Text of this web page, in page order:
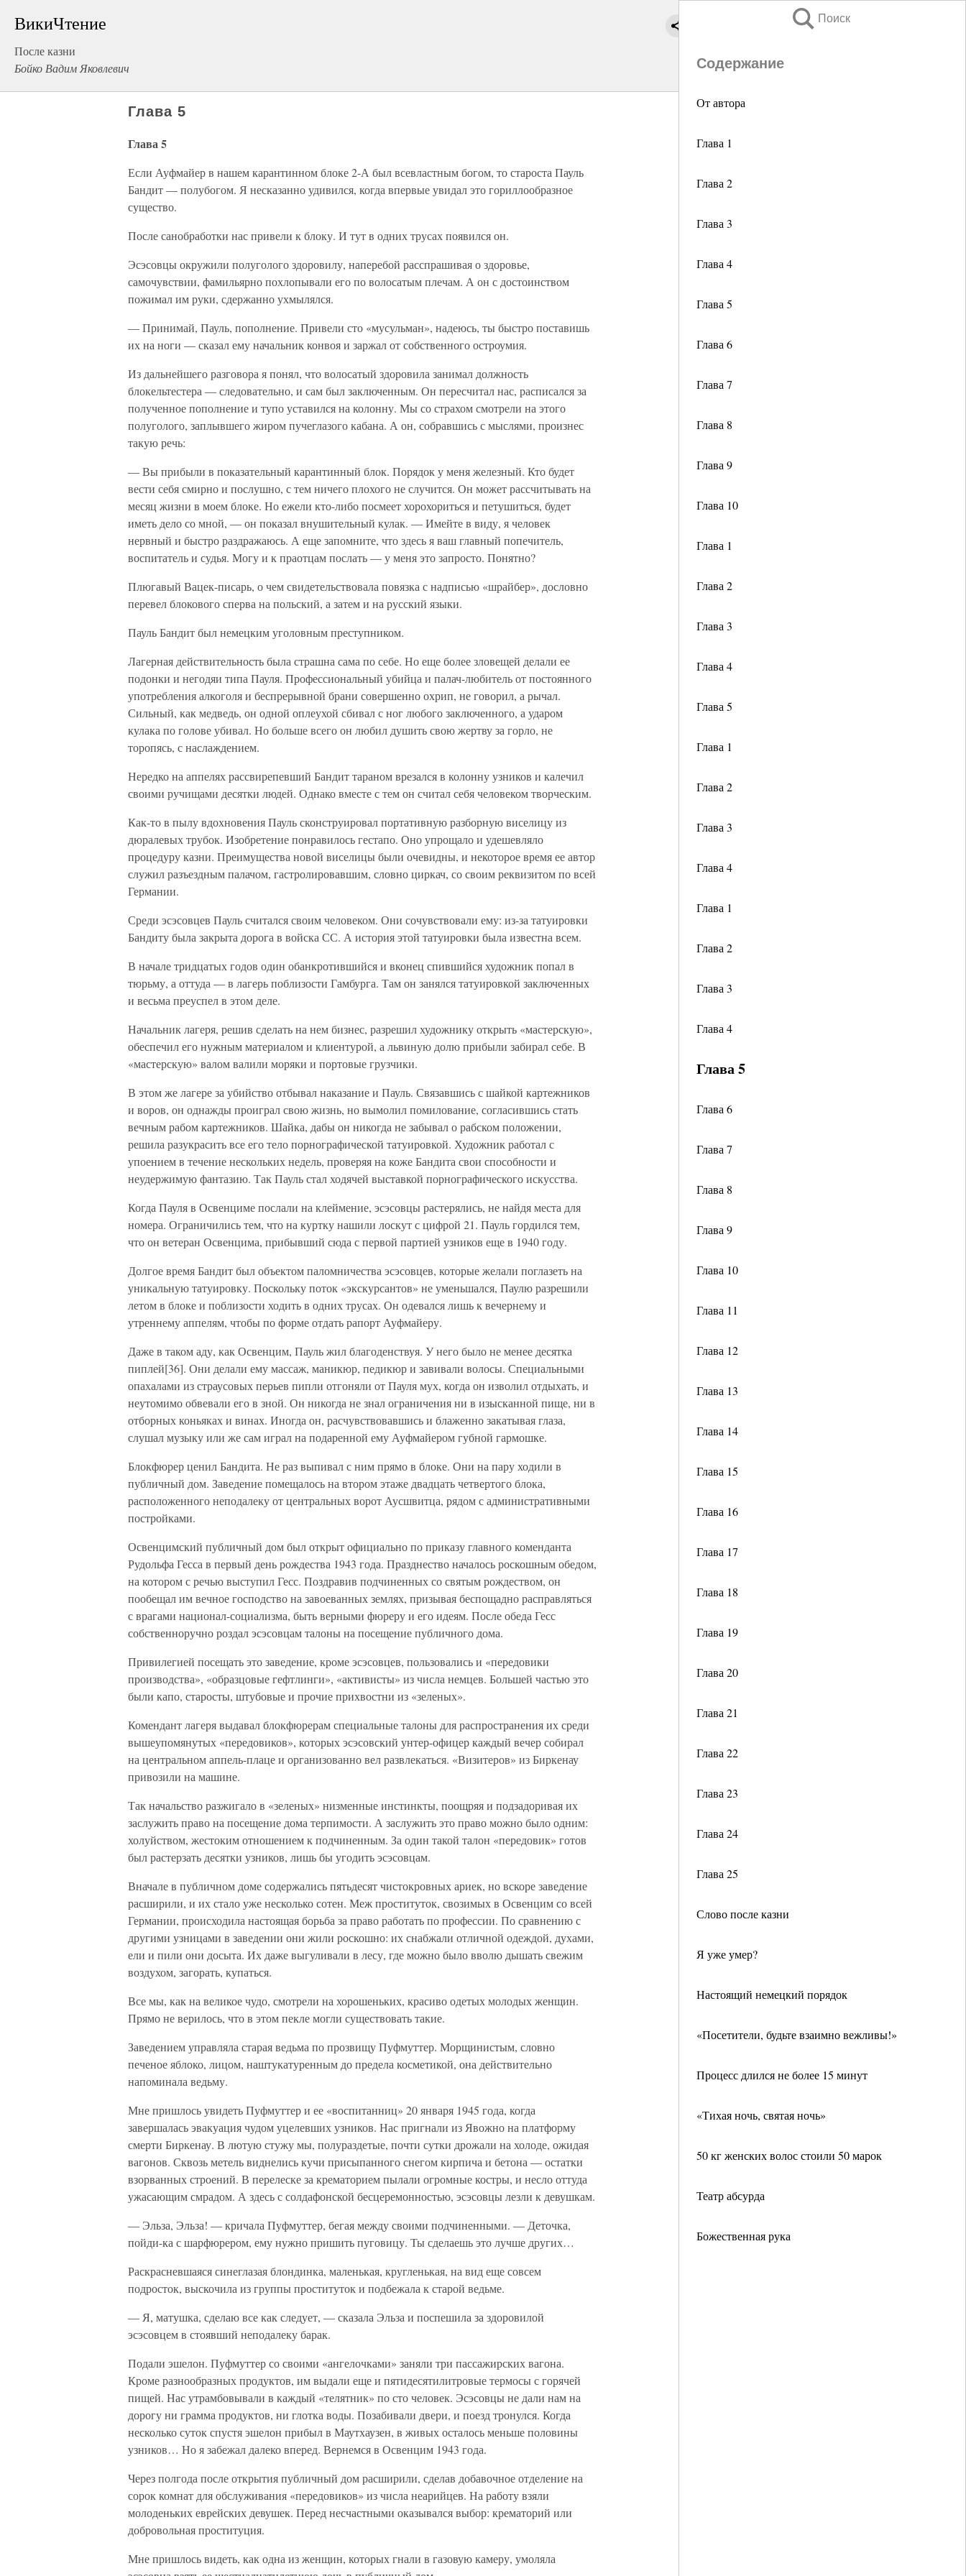
ВикиЧтение
После казни
Бойко Вадим Яковлевич
Поиск
Содержание
От автора
Глава 1
Глава 2
Глава 3
Глава 4
Глава 5
Глава 6
Глава 7
Глава 8
Глава 9
Глава 10
Глава 1
Глава 2
Глава 3
Глава 4
Глава 5
Глава 1
Глава 2
Глава 3
Глава 4
Глава 1
Глава 2
Глава 3
Глава 4
Глава 5
Глава 6
Глава 7
Глава 8
Глава 9
Глава 10
Глава 11
Глава 12
Глава 13
Глава 14
Глава 15
Глава 16
Глава 17
Глава 18
Глава 19
Глава 20
Глава 21
Глава 22
Глава 23
Глава 24
Глава 25
Слово после казни
Я уже умер?
Настоящий немецкий порядок
«Посетители, будьте взаимно вежливы!»
Процесс длился не более 15 минут
«Тихая ночь, святая ночь»
50 кг женских волос стоили 50 марок
Театр абсурда
Божественная рука
Глава 5
Глава 5
Если Ауфмайер в нашем карантинном блоке 2-А был всевластным богом, то староста Пауль
Бандит — полубогом. Я несказанно удивился, когда впервые увидал это гориллообразное
существо.
После санобработки нас привели к блоку. И тут в одних трусах появился он.
Эсэсовцы окружили полуголого здоровилу, наперебой расспрашивая о здоровье,
самочувствии, фамильярно похлопывали его по волосатым плечам. А он с достоинством
пожимал им руки, сдержанно ухмылялся.
— Принимай, Пауль, пополнение. Привели сто «мусульман», надеюсь, ты быстро поставишь
их на ноги — сказал ему начальник конвоя и заржал от собственного остроумия.
Из дальнейшего разговора я понял, что волосатый здоровила занимал должность
блокельтестера — следовательно, и сам был заключенным. Он пересчитал нас, расписался за
полученное пополнение и тупо уставился на колонну. Мы со страхом смотрели на этого
полуголого, заплывшего жиром пучеглазого кабана. А он, собравшись с мыслями, произнес
такую речь:
— Вы прибыли в показательный карантинный блок. Порядок у меня железный. Кто будет
вести себя смирно и послушно, с тем ничего плохого не случится. Он может рассчитывать на
месяц жизни в моем блоке. Но ежели кто-либо посмеет хорохориться и петушиться, будет
иметь дело со мной, — он показал внушительный кулак. — Имейте в виду, я человек
нервный и быстро раздражаюсь. А еще запомните, что здесь я ваш главный попечитель,
воспитатель и судья. Могу и к праотцам послать — у меня это запросто. Понятно?
Плюгавый Вацек-писарь, о чем свидетельствовала повязка с надписью «шрайбер», дословно
перевел блокового сперва на польский, а затем и на русский языки.
Пауль Бандит был немецким уголовным преступником.
Лагерная действительность была страшна сама по себе. Но еще более зловещей делали ее
подонки и негодяи типа Пауля. Профессиональный убийца и палач-любитель от постоянного
употребления алкоголя и беспрерывной брани совершенно охрип, не говорил, а рычал.
Сильный, как медведь, он одной оплеухой сбивал с ног любого заключенного, а ударом
кулака по голове убивал. Но больше всего он любил душить свою жертву за горло, не
торопясь, с наслаждением.
Нередко на аппелях рассвирепевший Бандит тараном врезался в колонну узников и калечил
своими ручищами десятки людей. Однако вместе с тем он считал себя человеком творческим.
Как-то в пылу вдохновения Пауль сконструировал портативную разборную виселицу из
дюралевых трубок. Изобретение понравилось гестапо. Оно упрощало и удешевляло
процедуру казни. Преимущества новой виселицы были очевидны, и некоторое время ее автор
служил разъездным палачом, гастролировавшим, словно циркач, со своим реквизитом по всей
Германии.
Среди эсэсовцев Пауль считался своим человеком. Они сочувствовали ему: из-за татуировки
Бандиту была закрыта дорога в войска СС. А история этой татуировки была известна всем.
В начале тридцатых годов один обанкротившийся и вконец спившийся художник попал в
тюрьму, а оттуда — в лагерь поблизости Гамбурга. Там он занялся татуировкой заключенных
и весьма преуспел в этом деле.
Начальник лагеря, решив сделать на нем бизнес, разрешил художнику открыть «мастерскую»,
обеспечил его нужным материалом и клиентурой, а львиную долю прибыли забирал себе. В
«мастерскую» валом валили моряки и портовые грузчики.
В этом же лагере за убийство отбывал наказание и Пауль. Связавшись с шайкой картежников
и воров, он однажды проиграл свою жизнь, но вымолил помилование, согласившись стать
вечным рабом картежников. Шайка, дабы он никогда не забывал о рабском положении,
решила разукрасить все его тело порнографической татуировкой. Художник работал с
упоением в течение нескольких недель, проверяя на коже Бандита свои способности и
неудержимую фантазию. Так Пауль стал ходячей выставкой порнографического искусства.
Когда Пауля в Освенциме послали на клеймение, эсэсовцы растерялись, не найдя места для
номера. Ограничились тем, что на куртку нашили лоскут с цифрой 21. Пауль гордился тем,
что он ветеран Освенцима, прибывший сюда с первой партией узников еще в 1940 году.
Долгое время Бандит был объектом паломничества эсэсовцев, которые желали поглазеть на
уникальную татуировку. Поскольку поток «экскурсантов» не уменьшался, Паулю разрешили
летом в блоке и поблизости ходить в одних трусах. Он одевался лишь к вечернему и
утреннему аппелям, чтобы по форме отдать рапорт Ауфмайеру.
Даже в таком аду, как Освенцим, Пауль жил благоденствуя. У него было не менее десятка
пиплей[36]. Они делали ему массаж, маникюр, педикюр и завивали волосы. Специальными
опахалами из страусовых перьев пипли отгоняли от Пауля мух, когда он изволил отдыхать, и
неутомимо обвевали его в зной. Он никогда не знал ограничения ни в изысканной пище, ни в
отборных коньяках и винах. Иногда он, расчувствовавшись и блаженно закатывая глаза,
слушал музыку или же сам играл на подаренной ему Ауфмайером губной гармошке.
Блокфюрер ценил Бандита. Не раз выпивал с ним прямо в блоке. Они на пару ходили в
публичный дом. Заведение помещалось на втором этаже двадцать четвертого блока,
расположенного неподалеку от центральных ворот Аусшвитца, рядом с административными
постройками.
Освенцимский публичный дом был открыт официально по приказу главного коменданта
Рудольфа Гесса в первый день рождества 1943 года. Празднество началось роскошным обедом,
на котором с речью выступил Гесс. Поздравив подчиненных со святым рождеством, он
пообещал им вечное господство на завоеванных землях, призывая беспощадно расправляться
с врагами национал-социализма, быть верными фюреру и его идеям. После обеда Гесс
собственноручно роздал эсэсовцам талоны на посещение публичного дома.
Привилегией посещать это заведение, кроме эсэсовцев, пользовались и «передовики
производства», «образцовые гефтлинги», «активисты» из числа немцев. Большей частью это
были капо, старосты, штубовые и прочие прихвостни из «зеленых».
Комендант лагеря выдавал блокфюрерам специальные талоны для распространения их среди
вышеупомянутых «передовиков», которых эсэсовский унтер-офицер каждый вечер собирал
на центральном аппель-плаце и организованно вел развлекаться. «Визитеров» из Биркенау
привозили на машине.
Так начальство разжигало в «зеленых» низменные инстинкты, поощряя и подзадоривая их
заслужить право на посещение дома терпимости. А заслужить это право можно было одним:
холуйством, жестоким отношением к подчиненным. За один такой талон «передовик» готов
был растерзать десятки узников, лишь бы угодить эсэсовцам.
Вначале в публичном доме содержались пятьдесят чистокровных ариек, но вскоре заведение
расширили, и их стало уже несколько сотен. Меж проституток, свозимых в Освенцим со всей
Германии, происходила настоящая борьба за право работать по профессии. По сравнению с
другими узницами в заведении они жили роскошно: их снабжали отличной одеждой, духами,
ели и пили они досыта. Их даже выгуливали в лесу, где можно было вволю дышать свежим
воздухом, загорать, купаться.
Все мы, как на великое чудо, смотрели на хорошеньких, красиво одетых молодых женщин.
Прямо не верилось, что в этом пекле могли существовать такие.
Заведением управляла старая ведьма по прозвищу Пуфмуттер. Морщинистым, словно
печеное яблоко, лицом, наштукатуренным до предела косметикой, она действительно
напоминала ведьму.
Мне пришлось увидеть Пуфмуттер и ее «воспитанниц» 20 января 1945 года, когда
завершалась эвакуация чудом уцелевших узников. Нас пригнали из Явожно на платформу
смерти Биркенау. В лютую стужу мы, полураздетые, почти сутки дрожали на холоде, ожидая
вагонов. Сквозь метель виднелись кучи присыпанного снегом кирпича и бетона — остатки
взорванных строений. В перелеске за крематорием пылали огромные костры, и несло оттуда
ужасающим смрадом. А здесь с солдафонской бесцеремонностью, эсэсовцы лезли к девушкам.
— Эльза, Эльза! — кричала Пуфмуттер, бегая между своими подчиненными. — Деточка,
пойди-ка с шарфюрером, ему нужно пришить пуговицу. Ты сделаешь это лучше других…
Раскрасневшаяся синеглазая блондинка, маленькая, кругленькая, на вид еще совсем
подросток, выскочила из группы проституток и подбежала к старой ведьме.
— Я, матушка, сделаю все как следует, — сказала Эльза и поспешила за здоровилой
эсэсовцем в стоявший неподалеку барак.
Подали эшелон. Пуфмуттер со своими «ангелочками» заняли три пассажирских вагона.
Кроме разнообразных продуктов, им выдали еще и пятидесятилитровые термосы с горячей
пищей. Нас утрамбовывали в каждый «телятник» по сто человек. Эсэсовцы не дали нам на
дорогу ни грамма продуктов, ни глотка воды. Позабивали двери, и поезд тронулся. Когда
несколько суток спустя эшелон прибыл в Маутхаузен, в живых осталось меньше половины
узников… Но я забежал далеко вперед. Вернемся в Освенцим 1943 года.
Через полгода после открытия публичный дом расширили, сделав добавочное отделение на
сорок комнат для обслуживания «передовиков» из числа неарийцев. На работу взяли
молоденьких еврейских девушек. Перед несчастными оказывался выбор: крематорий или
добровольная проституция.
Мне пришлось видеть, как одна из женщин, которых гнали в газовую камеру, умоляла